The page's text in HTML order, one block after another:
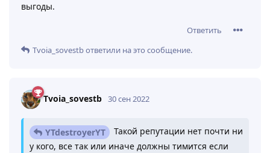
выгоды.
Ответить
Tvoia_sovestbответили на это сообщение.
Tvoia_sovestb 30 сен 2022
YTdestroyerYT
Такой репутации нет почти ни
у кого, все так или иначе должны тимится если